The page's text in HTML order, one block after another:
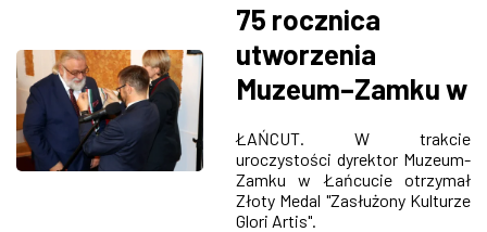
W KINACH
GASTRONOMIA
ZDJĘCIA
75 rocznica
utworzenia
Muzeum–Zamku w
Łańcucie
ŁAŃCUT. W trakcie
uroczystości dyrektor Muzeum-
Zamku w Łańcucie otrzymał
Złoty Medal "Zasłużony Kulturze
Glori Artis".